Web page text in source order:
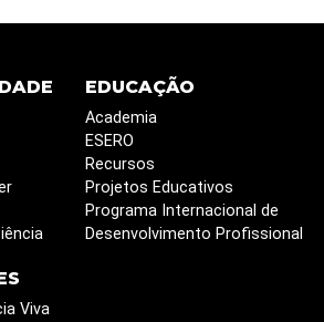
EDUCAÇÃO
Academia
ESERO
Recursos
Projetos Educativos
Programa Internacional de
Desenvolvimento Profissional
Viva